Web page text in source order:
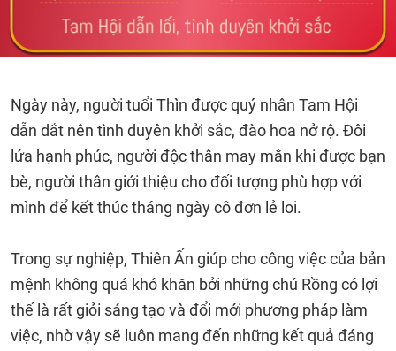
Ngày này, người tuổi Thìn được quý nhân Tam Hội
dẫn dắt nên tình duyên khởi sắc, đào hoa nở rộ. Đôi
lứa hạnh phúc, người độc thân may mắn khi được bạn
bè, người thân giới thiệu cho đối tượng phù hợp với
mình để kết thúc tháng ngày cô đơn lẻ loi.
Trong sự nghiệp, Thiên Ấn giúp cho công việc của bản
mệnh không quá khó khăn bởi những chú Rồng có lợi
thế là rất giỏi sáng tạo và đổi mới phương pháp làm
việc, nhờ vậy sẽ luôn mang đến những kết quả đáng